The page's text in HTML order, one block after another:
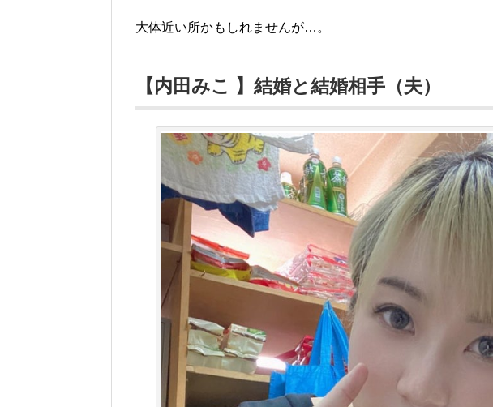
大体近い所かもしれませんが…。
【内田みこ 】結婚と結婚相手（夫）